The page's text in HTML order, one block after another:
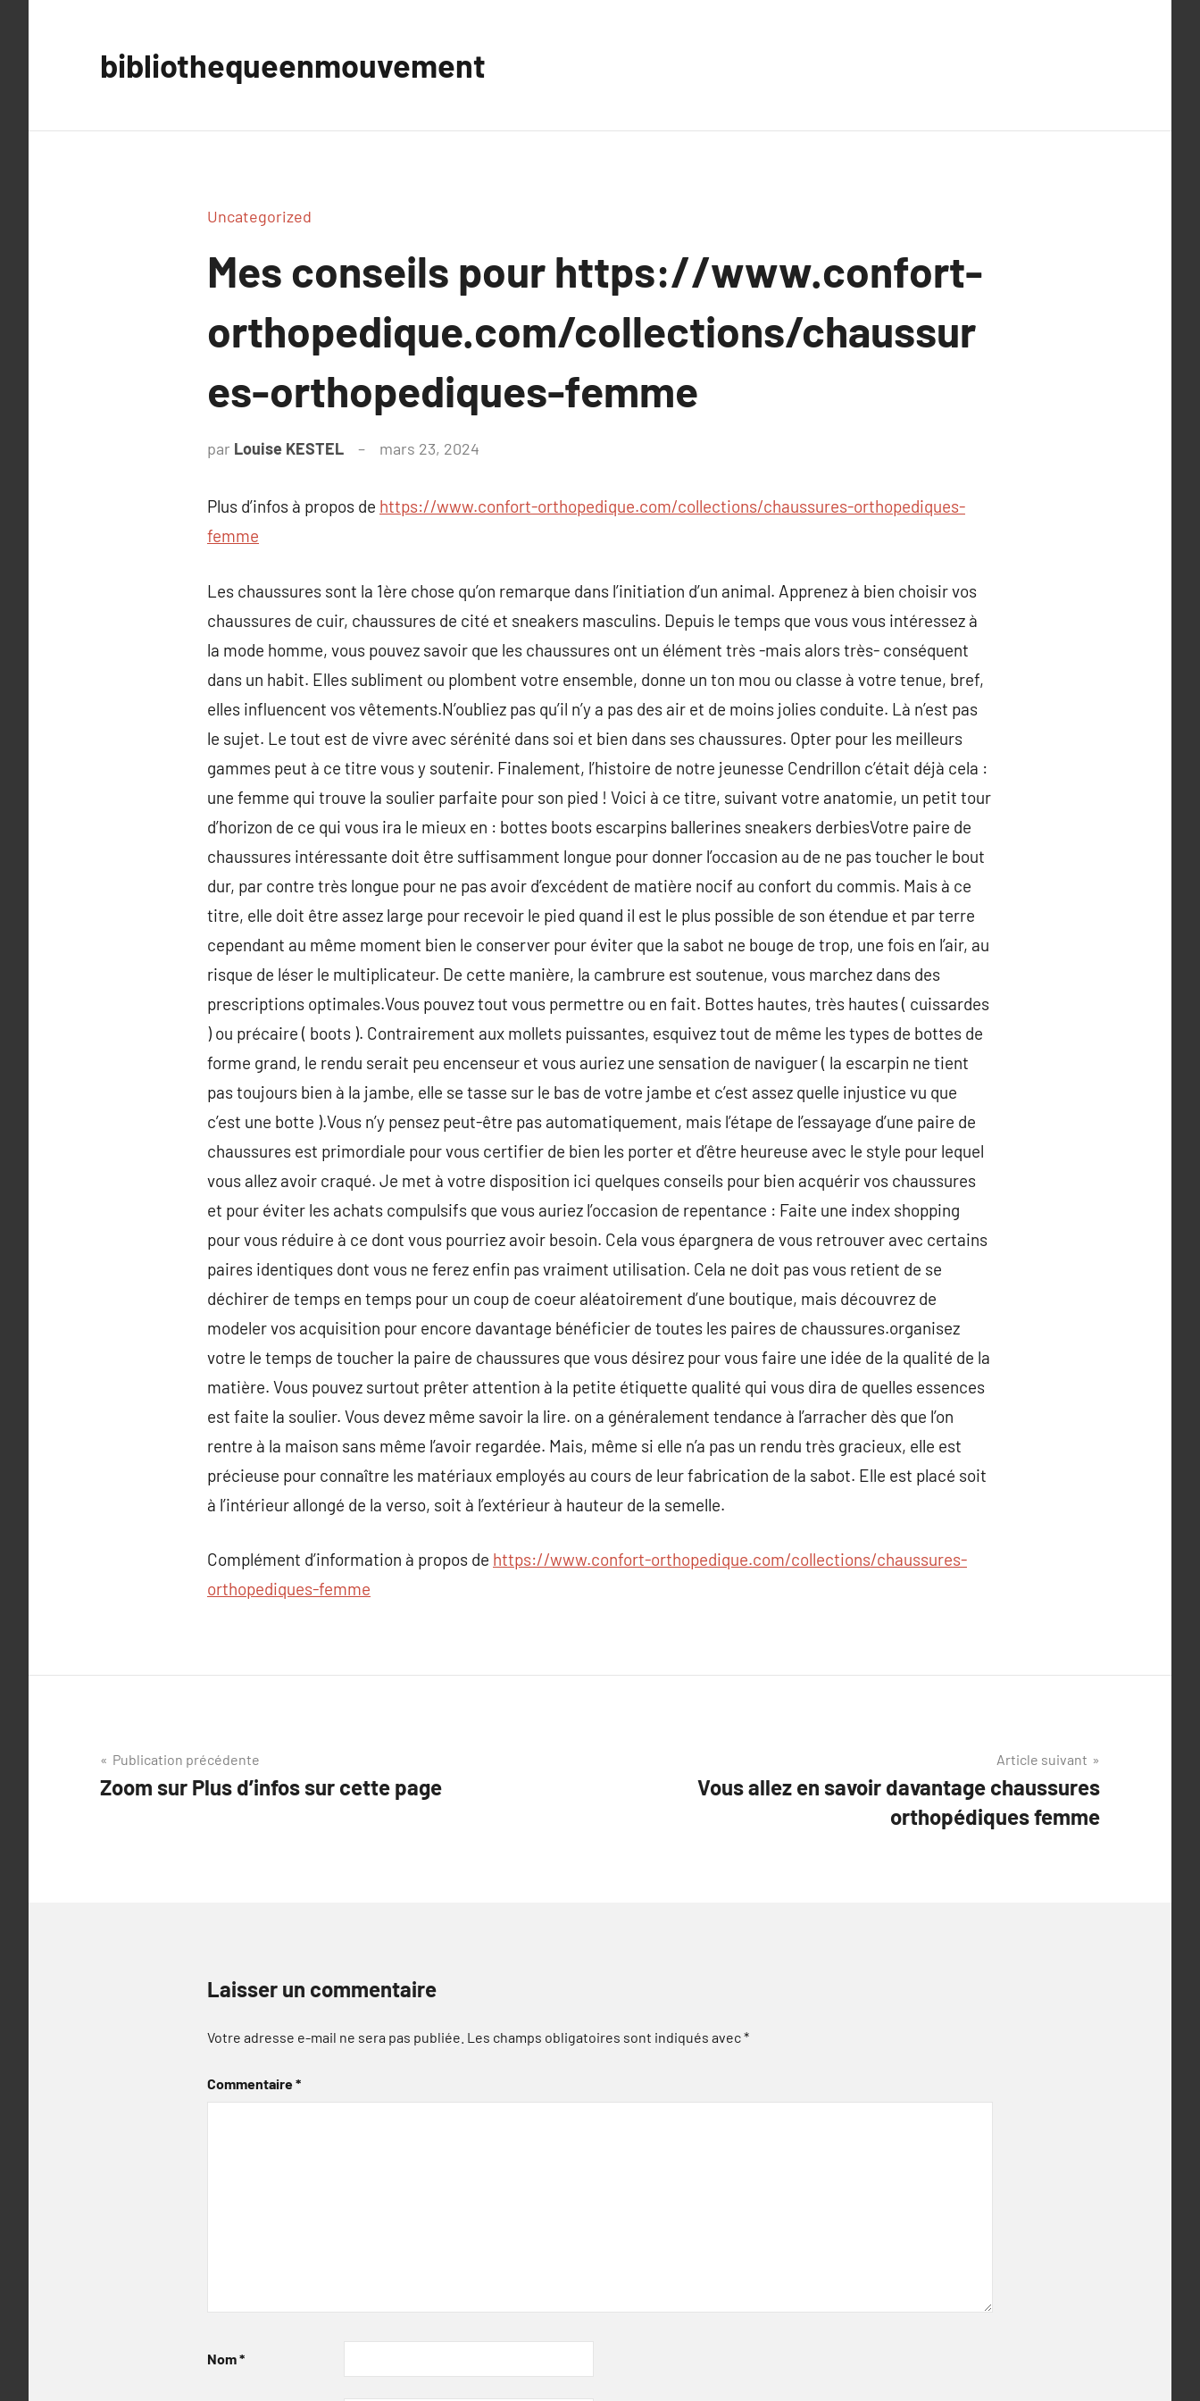
bibliothequeenmouvement
Uncategorized
Mes conseils pour https://www.confort-
orthopedique.com/collections/chaussur
es-orthopediques-femme
par Louise KESTEL mars 23, 2024
Plus d’infos à propos de https://www.confort-orthopedique.com/collections/chaussures-orthopediques-
femme
Les chaussures sont la 1ère chose qu’on remarque dans l’initiation d’un animal. Apprenez à bien choisir vos
chaussures de cuir, chaussures de cité et sneakers masculins. Depuis le temps que vous vous intéressez à
la mode homme, vous pouvez savoir que les chaussures ont un élément très -mais alors très- conséquent
dans un habit. Elles subliment ou plombent votre ensemble, donne un ton mou ou classe à votre tenue, bref,
elles influencent vos vêtements.N’oubliez pas qu’il n’y a pas des air et de moins jolies conduite. Là n’est pas
le sujet. Le tout est de vivre avec sérénité dans soi et bien dans ses chaussures. Opter pour les meilleurs
gammes peut à ce titre vous y soutenir. Finalement, l’histoire de notre jeunesse Cendrillon c’était déjà cela :
une femme qui trouve la soulier parfaite pour son pied ! Voici à ce titre, suivant votre anatomie, un petit tour
d’horizon de ce qui vous ira le mieux en : bottes boots escarpins ballerines sneakers derbiesVotre paire de
chaussures intéressante doit être suffisamment longue pour donner l’occasion au de ne pas toucher le bout
dur, par contre très longue pour ne pas avoir d’excédent de matière nocif au confort du commis. Mais à ce
titre, elle doit être assez large pour recevoir le pied quand il est le plus possible de son étendue et par terre
cependant au même moment bien le conserver pour éviter que la sabot ne bouge de trop, une fois en l’air, au
risque de léser le multiplicateur. De cette manière, la cambrure est soutenue, vous marchez dans des
prescriptions optimales.Vous pouvez tout vous permettre ou en fait. Bottes hautes, très hautes ( cuissardes
) ou précaire ( boots ). Contrairement aux mollets puissantes, esquivez tout de même les types de bottes de
forme grand, le rendu serait peu encenseur et vous auriez une sensation de naviguer ( la escarpin ne tient
pas toujours bien à la jambe, elle se tasse sur le bas de votre jambe et c’est assez quelle injustice vu que
c’est une botte ).Vous n’y pensez peut-être pas automatiquement, mais l’étape de l’essayage d’une paire de
chaussures est primordiale pour vous certifier de bien les porter et d’être heureuse avec le style pour lequel
vous allez avoir craqué. Je met à votre disposition ici quelques conseils pour bien acquérir vos chaussures
et pour éviter les achats compulsifs que vous auriez l’occasion de repentance : Faite une index shopping
pour vous réduire à ce dont vous pourriez avoir besoin. Cela vous épargnera de vous retrouver avec certains
paires identiques dont vous ne ferez enfin pas vraiment utilisation. Cela ne doit pas vous retient de se
déchirer de temps en temps pour un coup de coeur aléatoirement d’une boutique, mais découvrez de
modeler vos acquisition pour encore davantage bénéficier de toutes les paires de chaussures.organisez
votre le temps de toucher la paire de chaussures que vous désirez pour vous faire une idée de la qualité de la
matière. Vous pouvez surtout prêter attention à la petite étiquette qualité qui vous dira de quelles essences
est faite la soulier. Vous devez même savoir la lire. on a généralement tendance à l’arracher dès que l’on
rentre à la maison sans même l’avoir regardée. Mais, même si elle n’a pas un rendu très gracieux, elle est
précieuse pour connaître les matériaux employés au cours de leur fabrication de la sabot. Elle est placé soit
à l’intérieur allongé de la verso, soit à l’extérieur à hauteur de la semelle.
Complément d’information à propos de https://www.confort-orthopedique.com/collections/chaussures-
orthopediques-femme
Navigation
de
Publication précédente
Zoom sur Plus d’infos sur cette page
Article suivant
Vous allez en savoir davantage chaussures
orthopédiques femme
Laisser un commentaire
Votre adresse e-mail ne sera pas publiée. Les champs obligatoires sont indiqués avec*
Commentaire*
Nom*